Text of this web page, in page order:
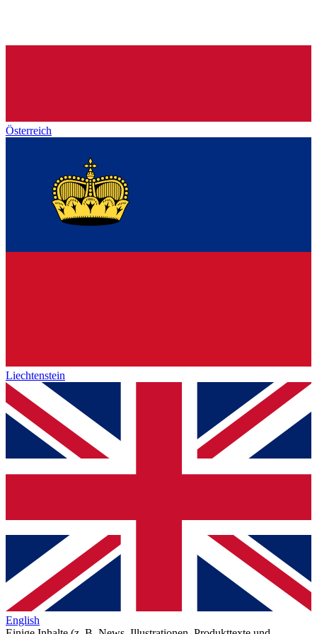
Österreich
Liechtenstein
English